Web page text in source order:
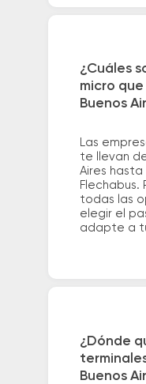
¿Cuáles
micro
Buenos
Las
te llevan
Aires hasta
todas las
elegir el
adapte a
¿Dónde
Buenos